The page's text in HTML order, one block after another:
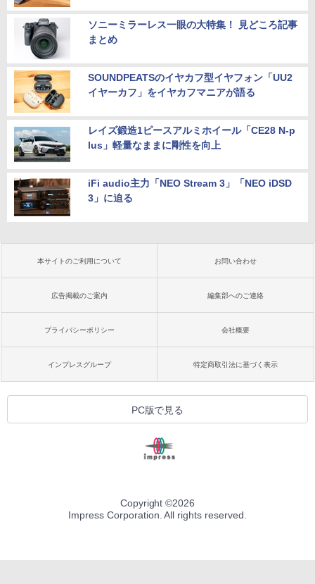
ソニーミラーレス一眼の大特集！ 見どころ記事
まとめ
SOUNDPEATSのイヤカフ型イヤフォン「UU2
イヤーカフ」をイヤカフマニアが語る
レイズ鍛造1ピースアルミホイール「CE28 N-p
lus」軽量なままに剛性を向上
iFi audio主力「NEO Stream 3」「NEO iDSD
3」に迫る
本サイトのご利用について お問い合わせ
広告掲載のご案内 編集部へのご連絡
プライバシーポリシー 会社概要
インプレスグループ 特定商取引法に基づく表示
PC版で見る
Copyright ©2026
Impress Corporation. All rights reserved.